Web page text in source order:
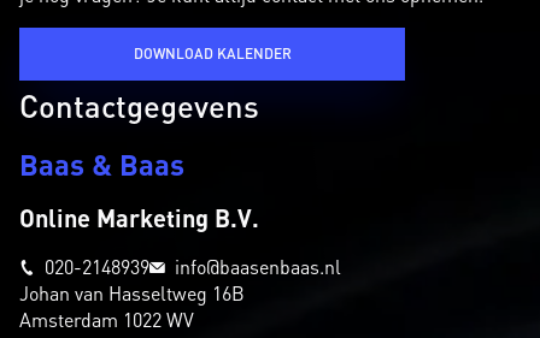
DOWNLOAD KALENDER
Contactgegevens
Baas & Baas
Online Marketing B.V.
020-2148939
info@baasenbaas.nl
Johan van Hasseltweg 16B
Amsterdam 1022 WV